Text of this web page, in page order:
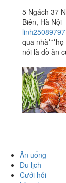
5 Ngách 37
Biên, Hà Nội
linh25089797:
qua
nói là đồ ăn
Ăn uống -
Du lịch -
Cưới hỏi -